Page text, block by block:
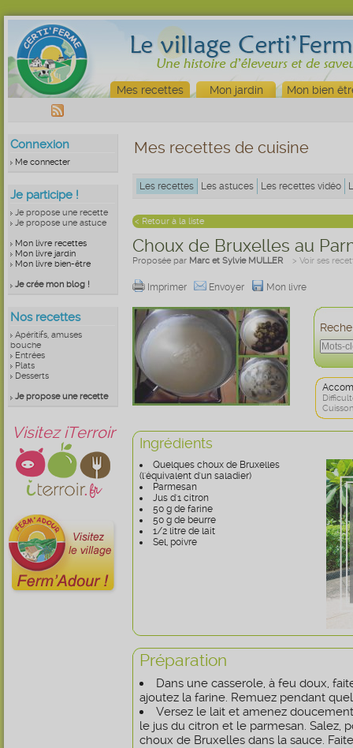
Mes recettes Mon jardin Mon bien
Connexion
Me connecter
Je participe !
Je propose une recette
Je propose une astuce
Mon livre recettes
Mon livre jardin
Mon livre bien-être
Je crée mon blog !
Nos recettes
Apéritifs, amuses
bouche
Entrées
Plats
Desserts
Je propose une recette
Visitez iTerroir
Mes recettes de cuisine
Les recettes Les astuces Les recettes vidéo
< Retour à la liste
Choux de Bruxelles au
Proposée par Marc et Sylvie MULLER > Voir ses
Imprimer Envoyer Mon livre
Ingrédients
Quelques choux de Bruxelles
(l'équivalent d'un saladier)
Parmesan
Jus d'1 citron
50 g de farine
50 g de beurre
1/2 litre de lait
Sel, poivre
Préparation
Dans une casserole, à feu doux,
ajoutez la farine. Remuez pendant
Versez le lait et amenez
le jus du citron et le parmesan. Salez,
choux de Bruxelles dans la sauce.